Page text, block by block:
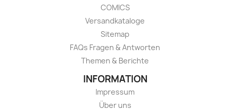
COMICS
Versandkataloge
Sitemap
FAQs Fragen & Antworten
Themen & Berichte
INFORMATION
Impressum
Über uns